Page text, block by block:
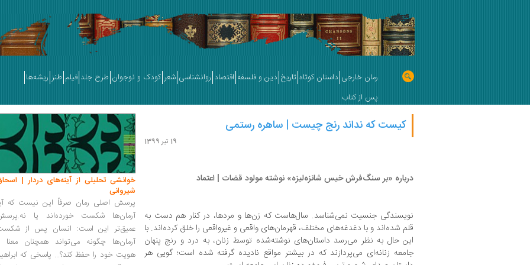
رمان خارجی داستان کوتاه تاریخ دین و فلسفه اقتصاد روانشناسی شعر کودک و نوجوان طرح جلد فیلم طنز ریشه‌ها
پس از کتاب
کیست که نداند رنج چیست | ساهره رستمی
19 تیر 1399
درباره «بر سنگ‌فرش خیس شانزه‌لیزه» نوشته مولود قضات | اعتماد
نویسندگی جنسیت نمی‌شناسد. سال‌هاست که زن‌ها‌ و مردها، در کنار هم دست‌ به
‌قلم شده‌اند و با دغدغه‌های مختلف، قهرمان‌های واقعی و غیرواقعی را خلق کرده‌اند. با
این ‌حال به ‌نظر می‌رسد داستان‌های نوشته‌شده توسط زنان، به درد و رنج‌ پنهان
جامعه زنانه‌ای می‌پردازند که در بیشتر مواقع نادیده گرفته شده است؛ گویی هر
خوانشی تحلیلی از آینه‌های دردار |
شیروانی
پرسش اصلی رمان صرفاً این نیست که
آرمان‌ها شکست خورده‌اند یا
عمیق‌تر این است: انسان پس از
آرمان‌ها چگونه می‌تواند همچنان معنا
هویت خود را حفظ کند؟... پاسخی که